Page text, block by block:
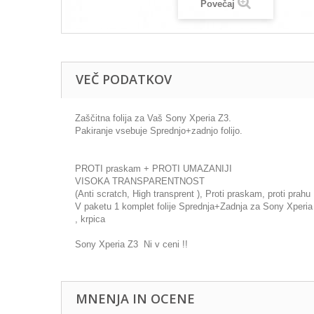
Povečaj
VEČ PODATKOV
Zaščitna folija za Vaš Sony Xperia Z3.
Pakiranje vsebuje Sprednjo+zadnjo folijo.
PROTI praskam + PROTI UMAZANIJI
VISOKA TRANSPARENTNOST
(Anti scratch, High transprent ), Proti praskam, proti prahu
V paketu 1 komplet folije Sprednja+Zadnja za Sony
, krpica
Sony Xperia Z3 Ni v ceni !!
MNENJA IN OCENE